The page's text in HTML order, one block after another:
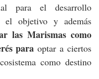
para el desarrollo
el objetivo y además
las Marismas como
paraoptar a ciertos
como destino